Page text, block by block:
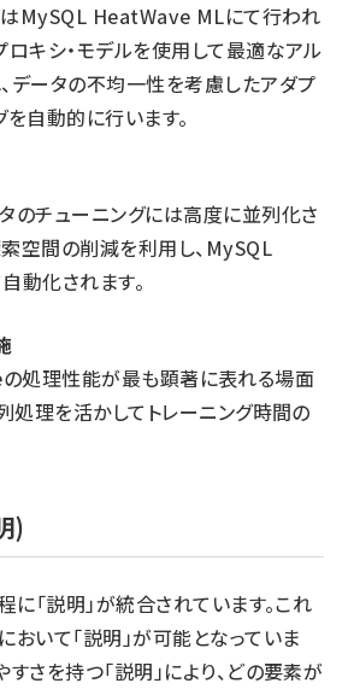
はMySQL HeatWave MLにて行われ
ロキシ・モデルを使用して最適なアル
データの不均一性を考慮したアダプ
を自動的に行います。
のチューニングには高度に並列化さ
空間の削減を利用し、MySQL
動化されます。
処理性能が最も顕著に表れる場面
列処理を活かしてトレーニング時間の
)
に「説明」が統合されています。これ
おいて「説明」が可能となっていま
さを持つ「説明」により、どの要素が